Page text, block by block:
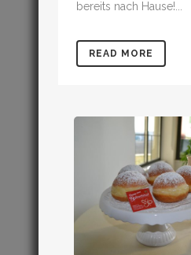
bereits nach Hause!...
READ MORE